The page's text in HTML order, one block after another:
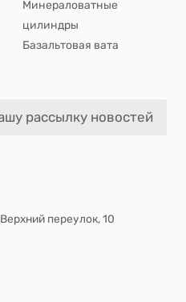
Минераловатные
цилиндры
Базальтовая вата
рассылку новостей
переулок, 10